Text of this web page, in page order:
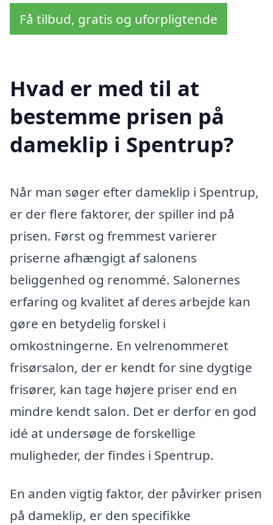
Få tilbud, gratis og uforpligtende
Hvad er med til at
bestemme prisen på
dameklip i Spentrup?
Når man søger efter dameklip i Spentrup,
er der flere faktorer, der spiller ind på
prisen. Først og fremmest varierer
priserne afhængigt af salonens
beliggenhed og renommé. Salonernes
erfaring og kvalitet af deres arbejde kan
gøre en betydelig forskel i
omkostningerne. En velrenommeret
frisørsalon, der er kendt for sine dygtige
frisører, kan tage højere priser end en
mindre kendt salon. Det er derfor en god
idé at undersøge de forskellige
muligheder, der findes i Spentrup.
En anden vigtig faktor, der påvirker prisen
på dameklip, er den specifikke